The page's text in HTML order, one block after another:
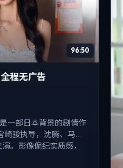
96:50
程无广告
一部日本背景的剧情作
骏执导，沈腾、马伊
。影像偏纪实质感，